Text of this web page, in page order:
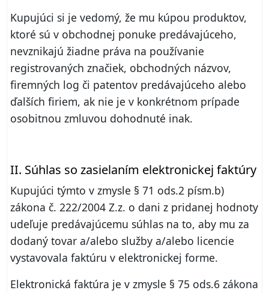
Kupujúci si je vedomý, že mu kúpou produktov,
ktoré sú v obchodnej ponuke predávajúceho,
nevznikajú žiadne práva na používanie
registrovaných značiek, obchodných názvov,
firemných log či patentov predávajúceho alebo
ďalších firiem, ak nie je v konkrétnom prípade
osobitnou zmluvou dohodnuté inak.
II. Súhlas so zasielaním elektronickej faktúry
Kupujúci týmto v zmysle § 71 ods.2 písm.b)
zákona č. 222/2004 Z.z. o dani z pridanej hodnoty
udeľuje predávajúcemu súhlas na to, aby mu za
dodaný tovar a/alebo služby a/alebo licencie
vystavovala faktúru v elektronickej forme.
Elektronická faktúra je v zmysle § 75 ods.6 zákona